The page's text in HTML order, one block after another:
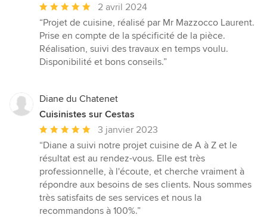
Note
moyenne
:
5
étoiles
2 avril 2024
“Projet de cuisine, réalisé par Mr Mazzocco Laurent.
Prise en compte de la spécificité de la pièce.
Réalisation, suivi des travaux en temps voulu.
Disponibilité et bons conseils.”
Diane du Chatenet
Cuisinistes sur Cestas
Note
moyenne
:
5
étoiles
sur
5
3 janvier 2023
“Diane a suivi notre projet cuisine de A à Z et le
résultat est au rendez-vous. Elle est très
professionnelle, à l'écoute, et cherche vraiment à
répondre aux besoins de ses clients. Nous sommes
très satisfaits de ses services et nous la
recommandons à 100%.”